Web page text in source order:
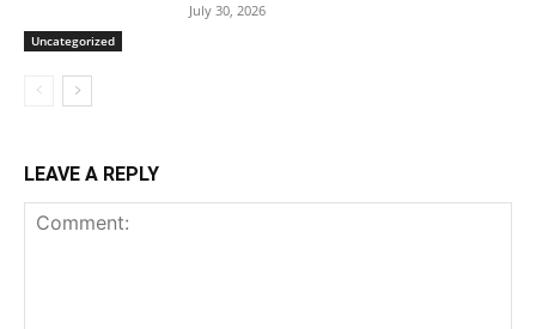
Uncategorized
July 30, 2026
LEAVE A REPLY